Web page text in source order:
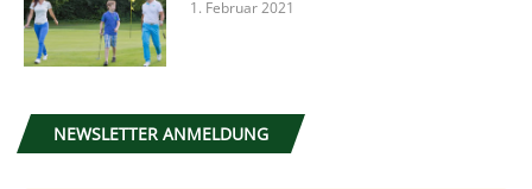
1. Februar 2021
NEWSLETTER ANMELDUNG